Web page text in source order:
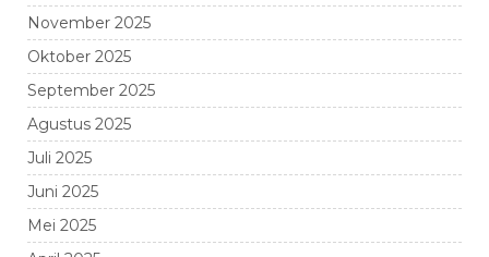
November 2025
Oktober 2025
September 2025
Agustus 2025
Juli 2025
Juni 2025
Mei 2025